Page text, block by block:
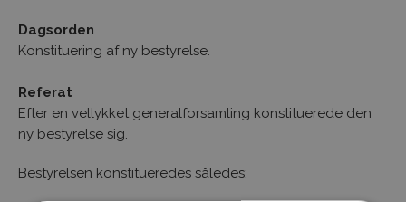
Dagsorden
Konstituering af ny bestyrelse.
Referat
Efter en vellykket generalforsamling konstituerede den
ny bestyrelse sig.
Bestyrelsen konstitueredes således: